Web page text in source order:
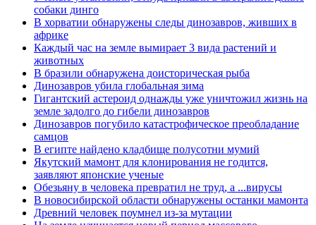
собаки динго
В хорватии обнаружены следы динозавров, живших в
африке
Каждый час на земле вымирает 3 вида растений и
животных
В бразили обнаружена доисторическая рыба
Динозавров убила глобальная зима
Гигантский астероид однажды уже уничтожил жизнь на
земле задолго до гибели динозавров
Динозавров погубило катастрофическое преобладание
самцов
В египте найдено кладбище полусотни мумий
Якутский мамонт для клонирования не годится,
заявляют японские ученые
Обезьяну в человека превратил не труд, а ...вирусы
В новосибирской области обнаружены останки мамонта
Древний человек поумнел из-за мутации